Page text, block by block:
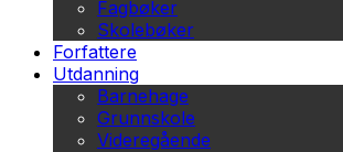
Fagbøker
Skolebøker
Forfattere
Utdanning
Barnehage
Grunnskole
Videregående